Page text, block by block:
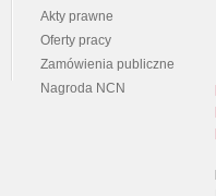
Akty prawne
Oferty pracy
Zamówienia publiczne
Nagroda NCN